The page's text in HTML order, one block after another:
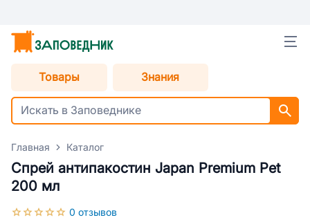
Товары Знания
Главная Каталог
Спрей антипакостин Japan Premium Pet
200 мл
0 отзывов